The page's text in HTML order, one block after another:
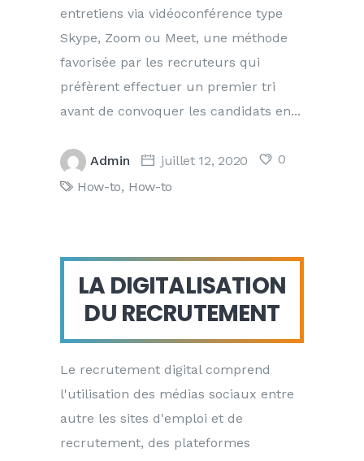
entretiens via vidéoconférence type
Skype, Zoom ou Meet, une méthode
favorisée par les recruteurs qui
préfèrent effectuer un premier tri
avant de convoquer les candidats en
Admin juillet 12, 2020
0
How-to, How-to
LA DIGITALISATION
DU RECRUTEMENT
Le recrutement digital comprend
l'utilisation des médias sociaux entre
autre les sites d'emploi et de
recrutement, des plateformes